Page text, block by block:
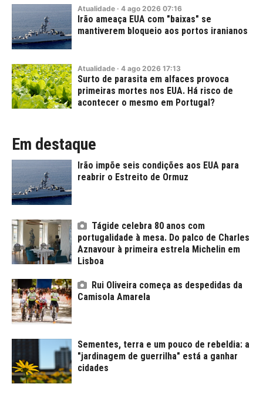
Atualidade · 4 ago 2026 07:16
Irão ameaça EUA com "baixas" se
mantiverem bloqueio aos portos iranianos
Atualidade · 4 ago 2026 17:13
Surto de parasita em alfaces provoca
primeiras mortes nos EUA. Há risco de
acontecer o mesmo em Portugal?
Em destaque
Irão impõe seis condições aos EUA para
reabrir o Estreito de Ormuz
Tágide celebra 80 anos com
portugalidade à mesa. Do palco de Charles
Aznavour à primeira estrela Michelin em
Lisboa
Rui Oliveira começa as despedidas da
Camisola Amarela
Sementes, terra e um pouco de rebeldia: a
"jardinagem de guerrilha" está a ganhar
cidades